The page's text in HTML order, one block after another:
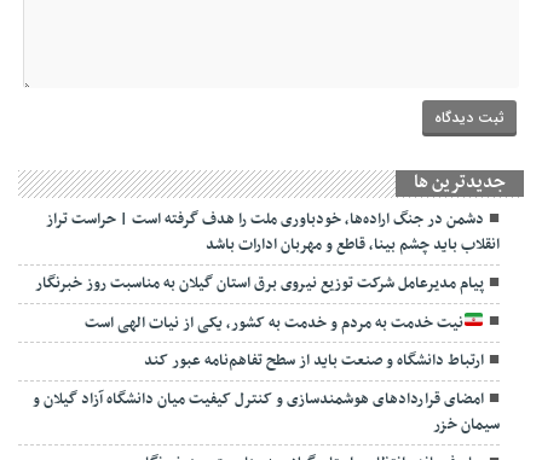
جديدترين ها
دشمن در جنگ اراده‌ها، خودباوری ملت را هدف گرفته است | حراست تراز
انقلاب باید چشم بینا، قاطع و مهربان ادارات باشد
پیام مدیرعامل شرکت توزیع نیروی برق استان گیلان به مناسبت روز خبرنگار ‌
نیت خدمت به مردم و خدمت به کشور، یکی از نیات الهی است
ارتباط دانشگاه و صنعت باید از سطح تفاهم‌نامه عبور کند
امضای قراردادهای هوشمندسازی و کنترل کیفیت میان دانشگاه آزاد گیلان و
سیمان خزر